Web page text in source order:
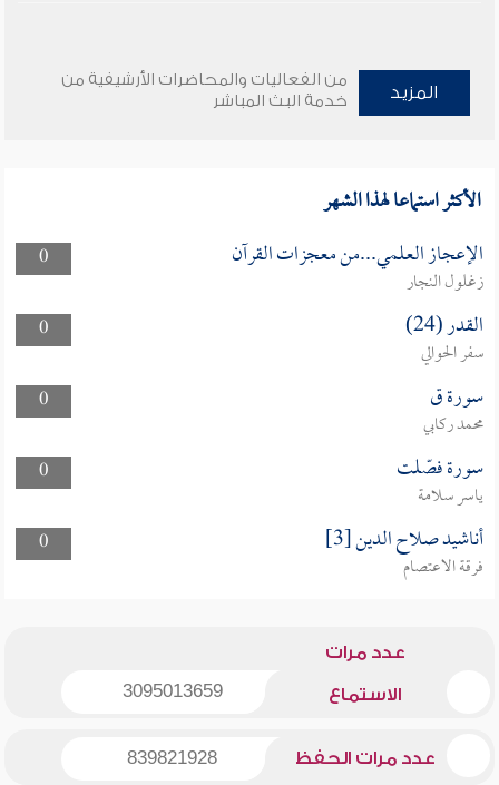
المزيد
من الفعاليات والمحاضرات الأرشيفية من
خدمة البث المباشر
الأكثر استماعا لهذا الشهر
0 الإعجاز العلمي...من معجزات القرآن
زغلول النجار
0
القدر (24)
سفر الحوالي
0
سورة ق
محمد ركابي
0
سورة فصّلت
ياسر سلامة
0
أناشيد صلاح الدين [3]
فرقة الاعتصام
عدد مرات
الاستماع 3095013659
عدد مرات الحفظ 839821928